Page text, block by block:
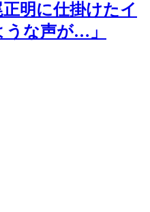
明に仕掛けたイ
うな声が…」